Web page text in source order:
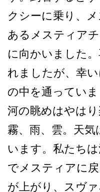
クシーに乗り、
あるメスティア
に向かいました
れましたが­、幸
の中を通ってい
河の眺めはやは
霧、雨、雲。天
います。私­たち
でメスティアに
が上がり、スヴ